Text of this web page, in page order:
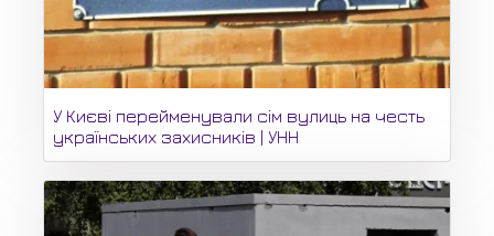
У Києві перейменували сім вулиць на честь
українських захисників | УНН